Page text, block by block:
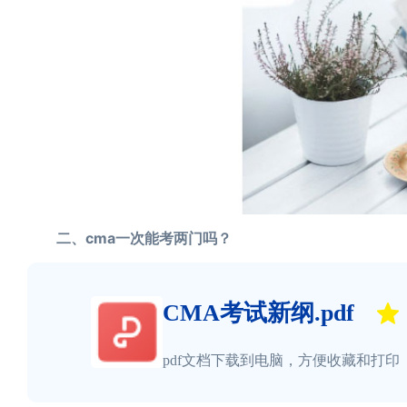
二、cma一次能考两门吗？
CMA考试新纲.pdf
pdf文档下载到电脑，方便收藏和打印